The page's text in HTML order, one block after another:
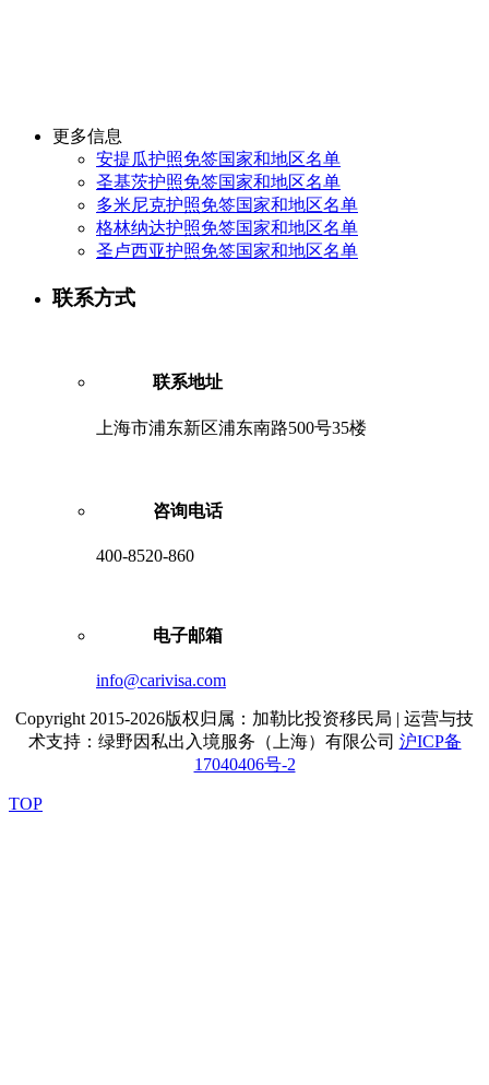
更多信息
安提瓜护照免签国家和地区名单
圣基茨护照免签国家和地区名单
多米尼克护照免签国家和地区名单
格林纳达护照免签国家和地区名单
圣卢西亚护照免签国家和地区名单
联系方式
联系地址
上海市浦东新区浦东南路500号35楼
咨询电话
400-8520-860
电子邮箱
info@carivisa.com
Copyright 2015-2026版权归属：加勒比投资移民局 | 运营与技
术支持：绿野因私出入境服务（上海）有限公司 沪ICP备
17040406号-2
TOP